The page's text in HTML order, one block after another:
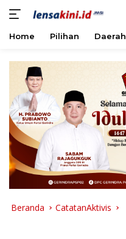
konten
Home Pilihan Daerah
Beranda CatatanAktivis